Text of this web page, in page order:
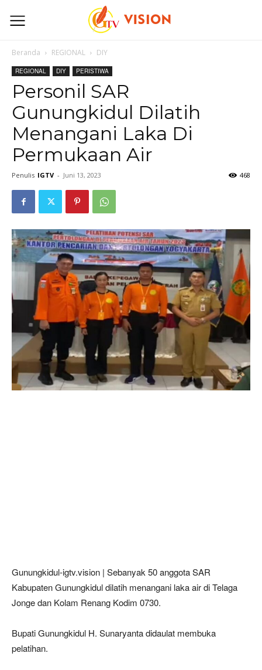
Beranda REGIONAL DIY
REGIONAL DIY PERISTIWA
Personil SAR
Gunungkidul Dilatih
Menangani Laka Di
Permukaan Air
Penulis IGTV - Juni 13, 2023 468
Gunungkidul-igtv.vision | Sebanyak 50 anggota SAR
Kabupaten Gunungkidul dilatih menangani laka air di Telaga
Jonge dan Kolam Renang Kodim 0730.
Bupati Gunungkidul H. Sunaryanta didaulat membuka
pelatihan.